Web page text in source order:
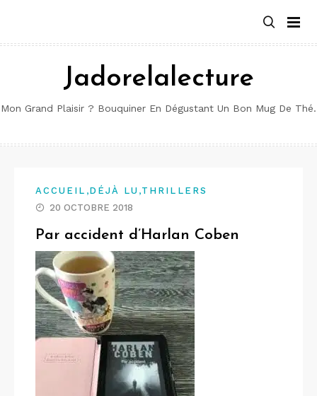
contenu
Jadorelalecture
Mon Grand Plaisir ? Bouquiner En Dégustant Un Bon Mug De Thé.
ACCUEIL ,DÉJÀ LU ,THRILLERS
20 OCTOBRE 2018
Par accident d’Harlan Coben